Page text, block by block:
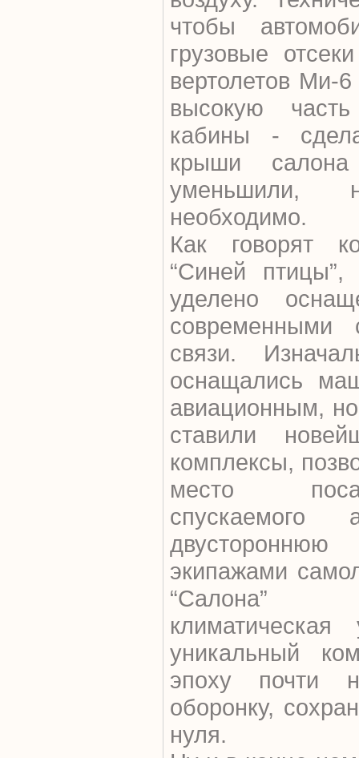
чтобы
грузовые
вертолетов Ми-
высокую
кабины -
крыши
уменьшили,
необходимо.
Как говорят
“Синей
уделено
современными
связи.
оснащались
авиационным,
ставили
комплексы,
место
спускаемого
экипажами
“Салона”
уникальный
эпоху почти
оборонку,
нуля.